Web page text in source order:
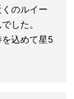
のルイー
した。
込めて星5